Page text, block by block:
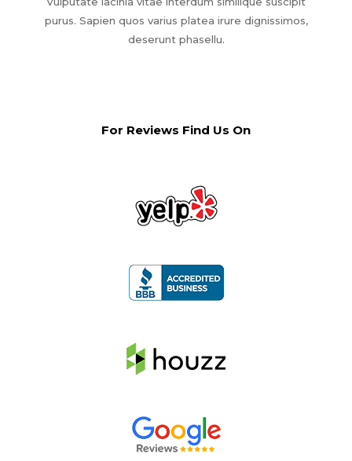
purus. Sapien quos varius platea irure dignissimos,
deserunt phasellu.
For Reviews Find Us On